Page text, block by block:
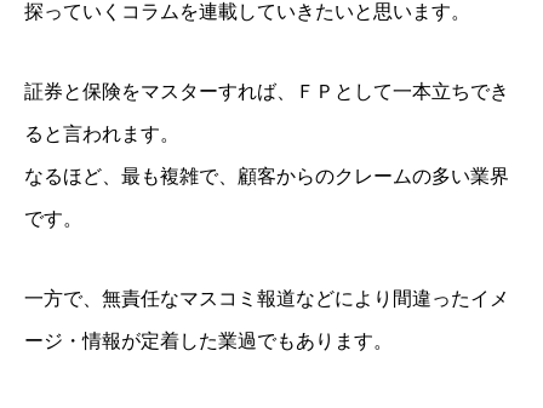
探っていくコラムを連載していきたいと思います。
証券と保険をマスターすれば、ＦＰとして一本立ちでき
ると言われます。
なるほど、最も複雑で、顧客からのクレームの多い業界
です。
一方で、無責任なマスコミ報道などにより間違ったイメ
ージ・情報が定着した業過でもあります。